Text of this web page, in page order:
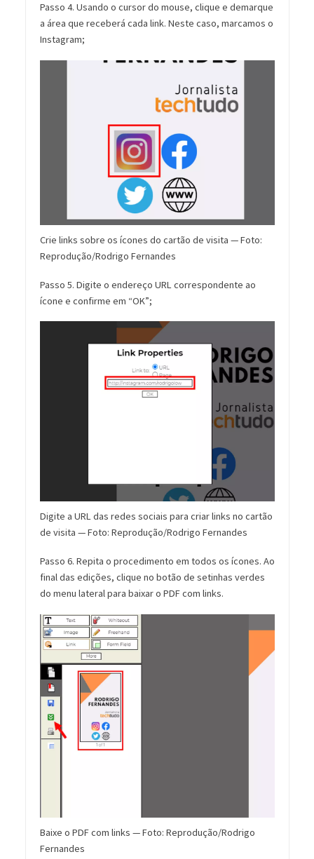
Passo 4. Usando o cursor do mouse, clique e demarque
a área que receberá cada link. Neste caso, marcamos o
Instagram;
Crie links sobre os ícones do cartão de visita — Foto:
Reprodução/Rodrigo Fernandes
Passo 5. Digite o endereço URL correspondente ao
ícone e confirme em “OK”;
Digite a URL das redes sociais para criar links no cartão
de visita — Foto: Reprodução/Rodrigo Fernandes
Passo 6. Repita o procedimento em todos os ícones. Ao
final das edições, clique no botão de setinhas verdes
do menu lateral para baixar o PDF com links.
Baixe o PDF com links — Foto: Reprodução/Rodrigo
Fernandes